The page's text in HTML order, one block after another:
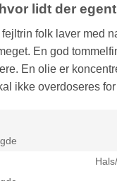
lidt der
fejltrin folk laver med
En god
En olie er
ikke overdoseres